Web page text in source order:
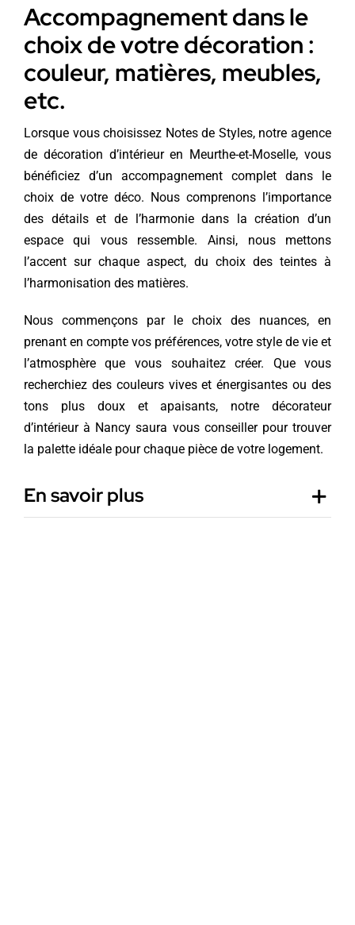
Accompagnement dans le
choix de votre décoration :
couleur, matières, meubles,
etc.
Lorsque vous choisissez Notes de Styles, notre agence
de décoration d’intérieur en Meurthe-et-Moselle, vous
bénéficiez d’un accompagnement complet dans le
choix de votre déco. Nous comprenons l’importance
des détails et de l’harmonie dans la création d’un
espace qui vous ressemble. Ainsi, nous mettons
l’accent sur chaque aspect, du choix des teintes à
l’harmonisation des matières.
Nous commençons par le choix des nuances, en
prenant en compte vos préférences, votre style de vie et
l’atmosphère que vous souhaitez créer. Que vous
recherchiez des couleurs vives et énergisantes ou des
tons plus doux et apaisants, notre décorateur
d’intérieur à Nancy saura vous conseiller pour trouver
la palette idéale pour chaque pièce de votre logement.
En savoir plus